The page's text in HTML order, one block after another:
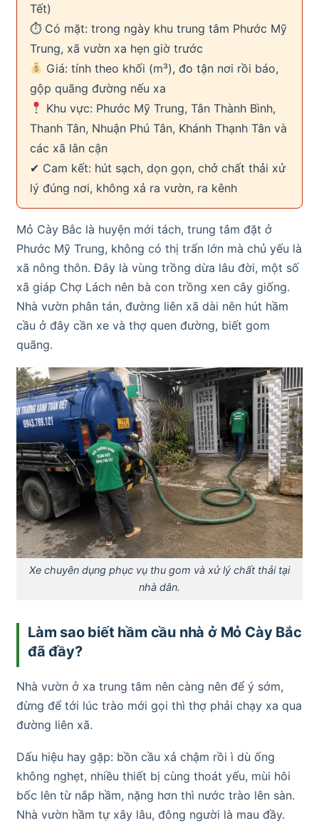
Tết)
⏱ Có mặt: trong ngày khu trung tâm Phước Mỹ
Trung, xã vườn xa hẹn giờ trước
Giá: tính theo khối (m³), đo tận nơi rồi báo,
gộp quãng đường nếu xa
Khu vực: Phước Mỹ Trung, Tân Thành Bình,
Thanh Tân, Nhuận Phú Tân, Khánh Thạnh Tân và
các xã lân cận
✔ Cam kết: hút sạch, dọn gọn, chở chất thải xử
lý đúng nơi, không xả ra vườn, ra kênh
Mỏ Cày Bắc là huyện mới tách, trung tâm đặt ở
Phước Mỹ Trung, không có thị trấn lớn mà chủ yếu là
xã nông thôn. Đây là vùng trồng dừa lâu đời, một số
xã giáp Chợ Lách nên bà con trồng xen cây giống.
Nhà vườn phân tán, đường liên xã dài nên hút hầm
cầu ở đây cần xe và thợ quen đường, biết gom
quãng.
Xe chuyên dụng phục vụ thu gom và xử lý chất thải tại
nhà dân.
Làm sao biết hầm cầu nhà ở Mỏ Cày Bắc
đã đầy?
Nhà vườn ở xa trung tâm nên càng nên để ý sớm,
đừng để tới lúc trào mới gọi thì thợ phải chạy xa qua
đường liên xã.
Dấu hiệu hay gặp: bồn cầu xả chậm rồi ì dù ống
không nghẹt, nhiều thiết bị cùng thoát yếu, mùi hôi
bốc lên từ nắp hầm, nặng hơn thì nước trào lên sàn.
Nhà vườn hầm tự xây lâu, đông người là mau đầy.